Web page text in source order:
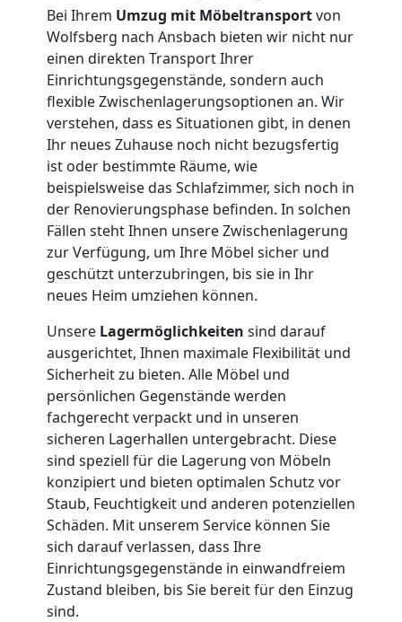
Bei Ihrem Umzug mit Möbeltransportvon
Wolfsberg nach Ansbach bieten wir nicht nur
einen direkten Transport Ihrer
Einrichtungsgegenstände, sondern auch
flexible Zwischenlagerungsoptionen an. Wir
verstehen, dass es Situationen gibt, in denen
Ihr neues Zuhause noch nicht bezugsfertig
ist oder bestimmte Räume, wie
beispielsweise das Schlafzimmer, sich noch in
der Renovierungsphase befinden. In solchen
Fällen steht Ihnen unsere Zwischenlagerung
zur Verfügung, um Ihre Möbel sicher und
geschützt unterzubringen, bis sie in Ihr
neues Heim umziehen können.
Unsere Lagermöglichkeiten sind darauf
ausgerichtet, Ihnen maximale Flexibilität und
Sicherheit zu bieten. Alle Möbel und
persönlichen Gegenstände werden
fachgerecht verpackt und in unseren
sicheren Lagerhallen untergebracht. Diese
sind speziell für die Lagerung von Möbeln
konzipiert und bieten optimalen Schutz vor
Staub, Feuchtigkeit und anderen potenziellen
Schäden. Mit unserem Service können Sie
sich darauf verlassen, dass Ihre
Einrichtungsgegenstände in einwandfreiem
Zustand bleiben, bis Sie bereit für den Einzug
sind.
Beiladung
International
Internationaler
Umzug
Nationaler
Umzug